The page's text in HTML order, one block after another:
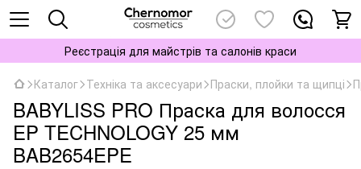
Реєстрація для майстрів та салонів краси
Каталог Техніка та аксесуари Праски, плойки та щипці
BABYLISS PRO Праска для волосся
EP TECHNOLOGY 25 мм
BAB2654EPE